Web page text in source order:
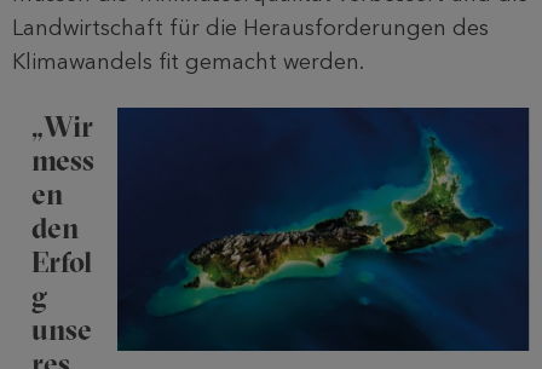
Landwirtschaft für die Herausforderungen des
Klimawandels fit gemacht werden.
„Wir
mess
en
den
Erfol
g
unse